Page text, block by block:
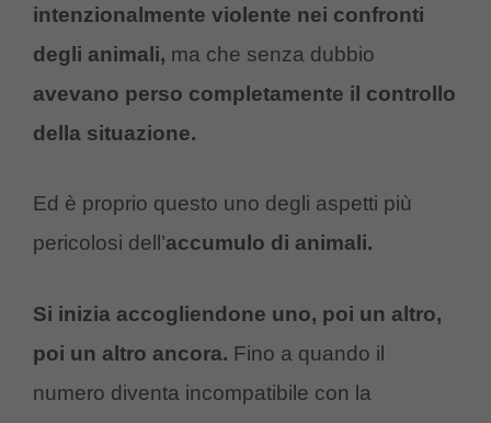
intenzionalmente violente nei confronti
degli animali, ma che senza dubbio
avevano perso completamente il controllo
della situazione.
Ed è proprio questo uno degli aspetti più
pericolosi dell’accumulo di animali.
Si inizia accogliendone uno, poi un altro,
poi un altro ancora. Fino a quando il
numero diventa incompatibile con la